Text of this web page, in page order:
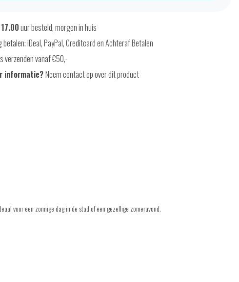
17.00uur besteld, morgen in huis
betalen; iDeal, PayPal, Creditcard en Achteraf Betalen
verzenden vanaf €50,-
informatie?Neem contact op over dit product
voor een zonnige dag in de stad of een gezellige zomeravond.